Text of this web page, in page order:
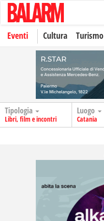
Eventi Cultura Turismo
Tipologia
Libri, film e incontri
Luogo
Catania